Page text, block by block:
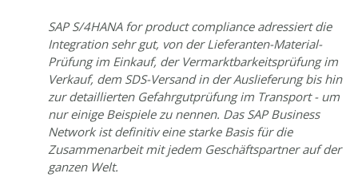
SAP S/4HANA for product compliance adressiert die
Integration sehr gut, von der Lieferanten-Material-
Prüfung im Einkauf, der Vermarktbarkeitsprüfung im
Verkauf, dem SDS-Versand in der Auslieferung bis hin
zur detaillierten Gefahrgutprüfung im Transport - um
nur einige Beispiele zu nennen. Das SAP Business
Network ist definitiv eine starke Basis für die
Zusammenarbeit mit jedem Geschäftspartner auf der
ganzen Welt.